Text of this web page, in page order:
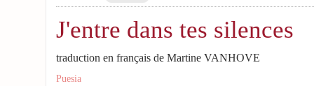
J'entre dans tes silences
traduction en français de Martine VANHOVE
Puesia